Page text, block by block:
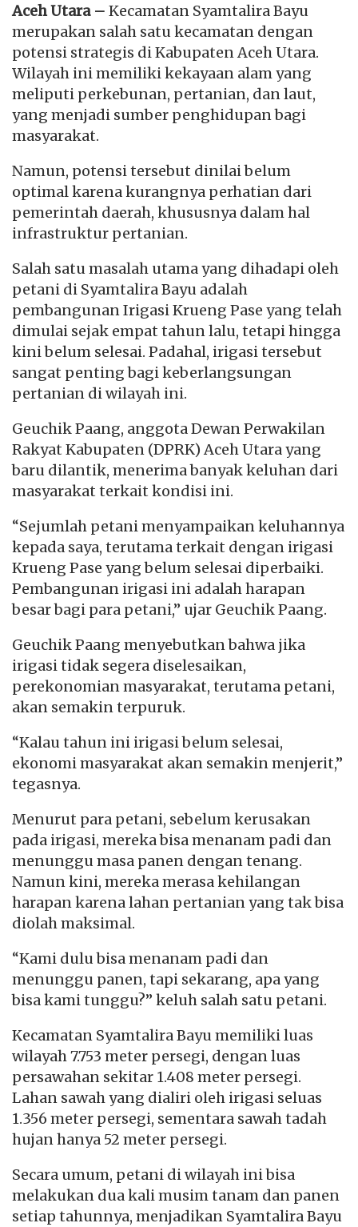
Aceh Utara – Kecamatan Syamtalira Bayu
merupakan salah satu kecamatan dengan
potensi strategis di Kabupaten Aceh Utara.
Wilayah ini memiliki kekayaan alam yang
meliputi perkebunan, pertanian, dan laut,
yang menjadi sumber penghidupan bagi
masyarakat.
Namun, potensi tersebut dinilai belum
optimal karena kurangnya perhatian dari
pemerintah daerah, khususnya dalam hal
infrastruktur pertanian.
Salah satu masalah utama yang dihadapi oleh
petani di Syamtalira Bayu adalah
pembangunan Irigasi Krueng Pase yang telah
dimulai sejak empat tahun lalu, tetapi hingga
kini belum selesai. Padahal, irigasi tersebut
sangat penting bagi keberlangsungan
pertanian di wilayah ini.
Geuchik Paang, anggota Dewan Perwakilan
Rakyat Kabupaten (DPRK) Aceh Utara yang
baru dilantik, menerima banyak keluhan dari
masyarakat terkait kondisi ini.
“Sejumlah petani menyampaikan keluhannya
kepada saya, terutama terkait dengan irigasi
Krueng Pase yang belum selesai diperbaiki.
Pembangunan irigasi ini adalah harapan
besar bagi para petani,” ujar Geuchik Paang.
Geuchik Paang menyebutkan bahwa jika
irigasi tidak segera diselesaikan,
perekonomian masyarakat, terutama petani,
akan semakin terpuruk.
“Kalau tahun ini irigasi belum selesai,
ekonomi masyarakat akan semakin menjerit,”
tegasnya.
Menurut para petani, sebelum kerusakan
pada irigasi, mereka bisa menanam padi dan
menunggu masa panen dengan tenang.
Namun kini, mereka merasa kehilangan
harapan karena lahan pertanian yang tak bisa
diolah maksimal.
“Kami dulu bisa menanam padi dan
menunggu panen, tapi sekarang, apa yang
bisa kami tunggu?” keluh salah satu petani.
Kecamatan Syamtalira Bayu memiliki luas
wilayah 7.753 meter persegi, dengan luas
persawahan sekitar 1.408 meter persegi.
Lahan sawah yang dialiri oleh irigasi seluas
1.356 meter persegi, sementara sawah tadah
hujan hanya 52 meter persegi.
Secara umum, petani di wilayah ini bisa
melakukan dua kali musim tanam dan panen
setiap tahunnya, menjadikan Syamtalira Bayu